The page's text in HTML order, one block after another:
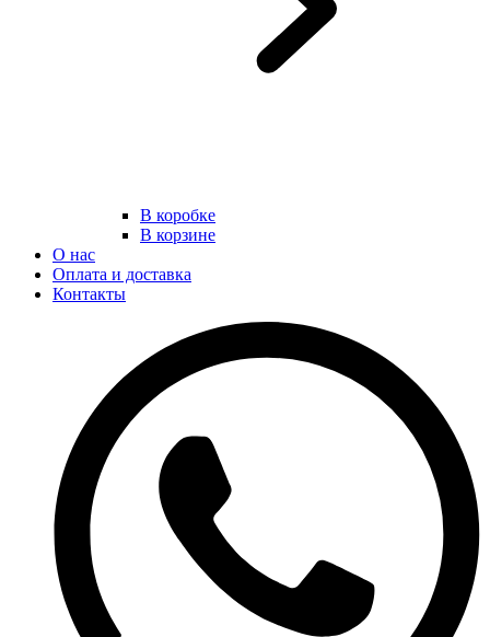
В коробке
В корзине
О нас
Оплата и доставка
Контакты